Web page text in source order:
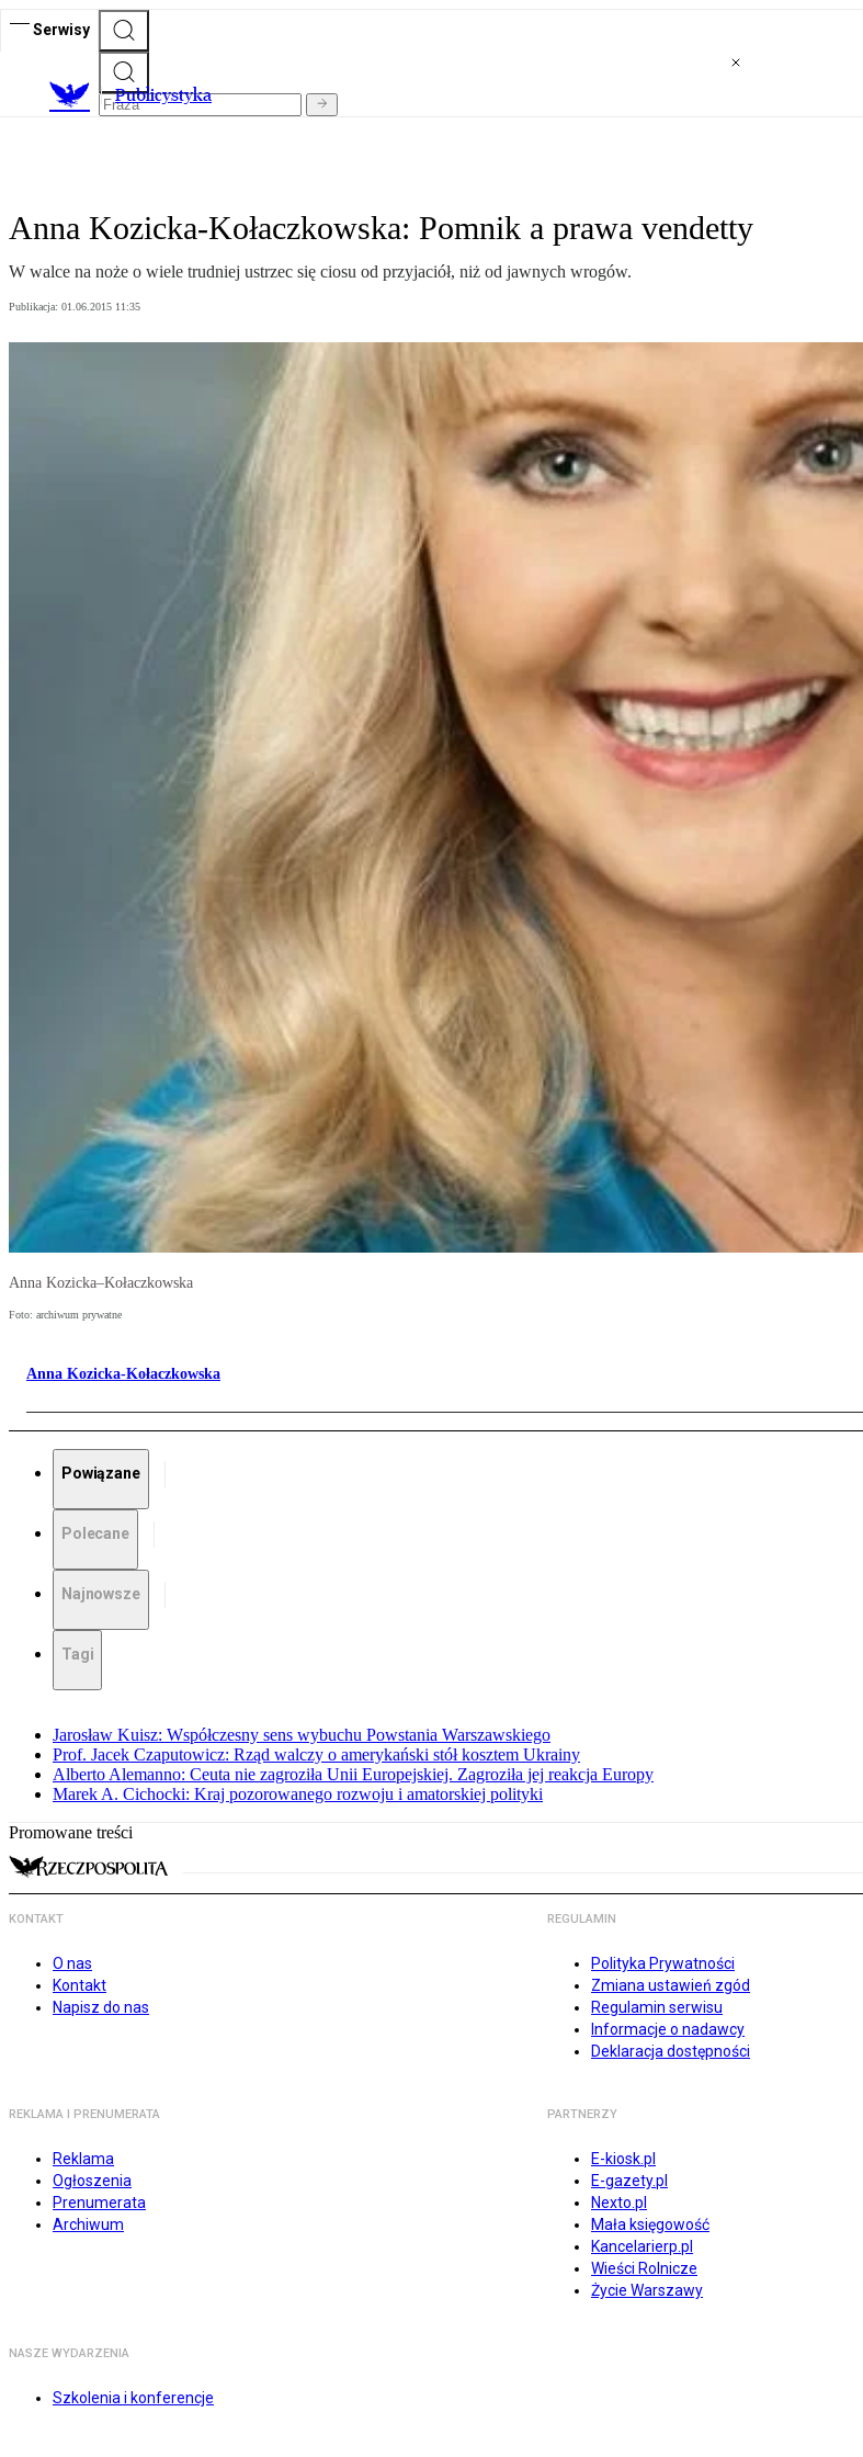
Serwisy
Publicystyka
Anna Kozicka-Kołaczkowska: Pomnik a prawa vendetty
W walce na noże o wiele trudniej ustrzec się ciosu od przyjaciół, niż od jawnych wrogów.
Publikacja: 01.06.2015 11:35
Anna Kozicka–Kołaczkowska
Foto: archiwum prywatne
Anna Kozicka-Kołaczkowska
Powiązane
Polecane
Najnowsze
Tagi
Jarosław Kuisz: Współczesny sens wybuchu Powstania Warszawskiego
Prof. Jacek Czaputowicz: Rząd walczy o amerykański stół kosztem Ukrainy
Alberto Alemanno: Ceuta nie zagroziła Unii Europejskiej. Zagroziła jej reakcja Europy
Marek A. Cichocki: Kraj pozorowanego rozwoju i amatorskiej polityki
Promowane treści
KONTAKT
O nas
Kontakt
Napisz do nas
REGULAMIN
Polityka Prywatności
Zmiana ustawień zgód
Regulamin serwisu
Informacje o nadawcy
Deklaracja dostępności
REKLAMA I PRENUMERATA
Reklama
Ogłoszenia
Prenumerata
Archiwum
PARTNERZY
E-kiosk.pl
E-gazety.pl
Nexto.pl
Mała księgowość
Kancelarierp.pl
Wieści Rolnicze
Życie Warszawy
NASZE WYDARZENIA
Szkolenia i konferencje